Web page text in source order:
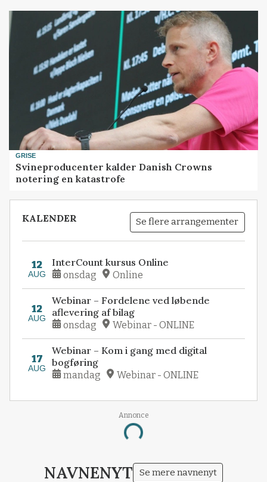
GRISE
Svineproducenter kalder Danish Crowns
notering en katastrofe
KALENDER Se flere arrangementer
12
AUG
InterCount kursus Online
onsdag Online
12
AUG
Webinar – Fordelene ved løbende
aflevering af bilag
onsdag Webinar - ONLINE
17
AUG
Webinar – Kom i gang med digital
bogføring
mandag Webinar - ONLINE
Annonce
Loading...
NAVNENYT Se mere navnenyt